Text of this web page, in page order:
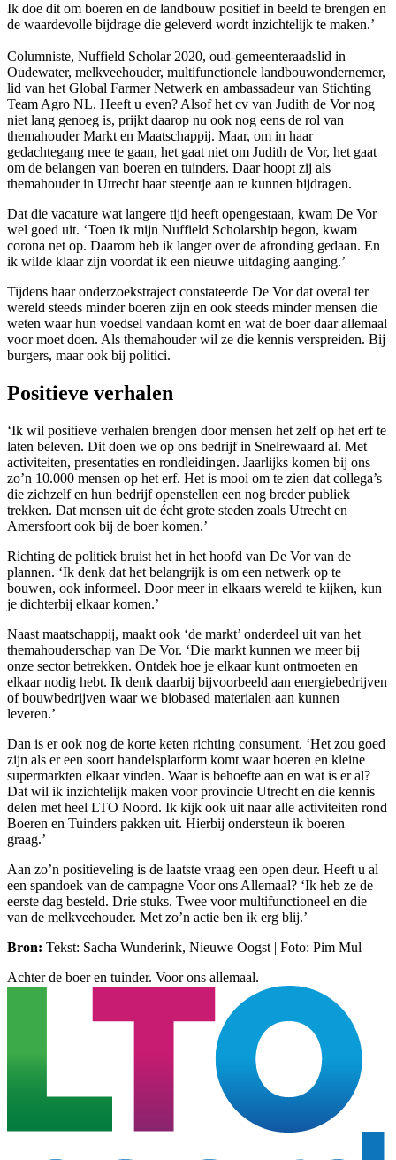
Ik doe dit om boeren en de landbouw positief in beeld te brengen en
de waardevolle bijdrage die geleverd wordt inzichtelijk te maken.’
Columniste, Nuffield Scholar 2020, oud-gemeenteraadslid in
Oudewater, melkveehouder, multifunctionele landbouwondernemer,
lid van het Global Farmer Netwerk en ambassadeur van Stichting
Team Agro NL. Heeft u even? Alsof het cv van Judith de Vor nog
niet lang genoeg is, prijkt daarop nu ook nog eens de rol van
themahouder Markt en Maatschappij. Maar, om in haar
gedachtegang mee te gaan, het gaat niet om Judith de Vor, het gaat
om de belangen van boeren en tuinders. Daar hoopt zij als
themahouder in Utrecht haar steentje aan te kunnen bijdragen.
Dat die vacature wat langere tijd heeft opengestaan, kwam De Vor
wel goed uit. ‘Toen ik mijn Nuffield Scholarship begon, kwam
corona net op. Daarom heb ik langer over de afronding gedaan. En
ik wilde klaar zijn voordat ik een nieuwe uitdaging aanging.’
Tijdens haar onderzoekstraject constateerde De Vor dat overal ter
wereld steeds minder boeren zijn en ook steeds minder mensen die
weten waar hun voedsel vandaan komt en wat de boer daar allemaal
voor moet doen. Als themahouder wil ze die kennis verspreiden. Bij
burgers, maar ook bij politici.
Positieve verhalen
‘Ik wil positieve verhalen brengen door mensen het zelf op het erf te
laten beleven. Dit doen we op ons bedrijf in Snelrewaard al. Met
activiteiten, presentaties en rondleidingen. Jaarlijks komen bij ons
zo’n 10.000 mensen op het erf. Het is mooi om te zien dat collega’s
die zichzelf en hun bedrijf openstellen een nog breder publiek
trekken. Dat mensen uit de écht grote steden zoals Utrecht en
Amersfoort ook bij de boer komen.’
Richting de politiek bruist het in het hoofd van De Vor van de
plannen. ‘Ik denk dat het belangrijk is om een netwerk op te
bouwen, ook informeel. Door meer in elkaars wereld te kijken, kun
je dichterbij elkaar komen.’
Naast maatschappij, maakt ook ‘de markt’ onderdeel uit van het
themahouderschap van De Vor. ‘Die markt kunnen we meer bij
onze sector betrekken. Ontdek hoe je elkaar kunt ontmoeten en
elkaar nodig hebt. Ik denk daarbij bijvoorbeeld aan energiebedrijven
of bouwbedrijven waar we biobased materialen aan kunnen
leveren.’
Dan is er ook nog de korte keten richting consument. ‘Het zou goed
zijn als er een soort handelsplatform komt waar boeren en kleine
supermarkten elkaar vinden. Waar is behoefte aan en wat is er al?
Dat wil ik inzichtelijk maken voor provincie Utrecht en die kennis
delen met heel LTO Noord. Ik kijk ook uit naar alle activiteiten rond
Boeren en Tuinders pakken uit. Hierbij ondersteun ik boeren
graag.’
Aan zo’n positieveling is de laatste vraag een open deur. Heeft u al
een spandoek van de campagne Voor ons Allemaal? ‘Ik heb ze de
eerste dag besteld. Drie stuks. Twee voor multifunctioneel en die
van de melkveehouder. Met zo’n actie ben ik erg blij.’
Bron: Tekst: Sacha Wunderink, Nieuwe Oogst | Foto: Pim Mul
Achter de boer en tuinder. Voor ons allemaal.